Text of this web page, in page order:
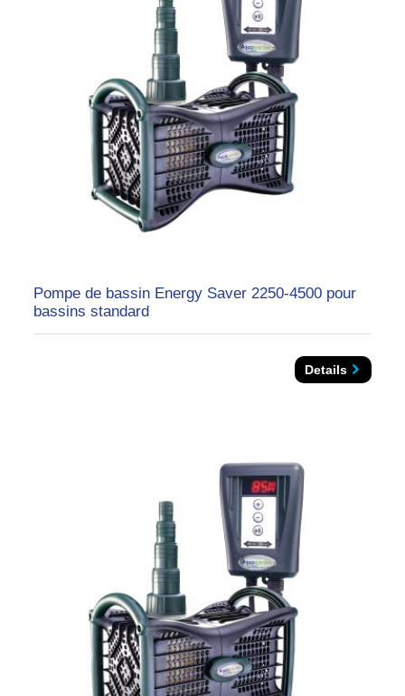
Pompe de bassin Energy Saver 2250-4500 pour
bassins standard
Details